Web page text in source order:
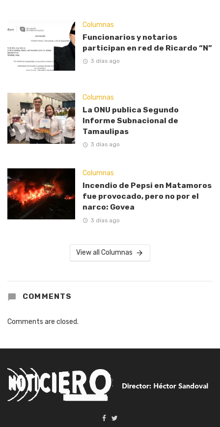
Columnas
Funcionarios y notarios
participan en red de Ricardo “N”
3 días ago
Columnas
La ONU publica Segundo
Informe Subnacional de
Tamaulipas
3 días ago
Columnas
Incendio de Pepsi en Matamoros
fue provocado, pero no por el
narco: Govea
3 días ago
View all Columnas
COMMENTS
Comments are closed.